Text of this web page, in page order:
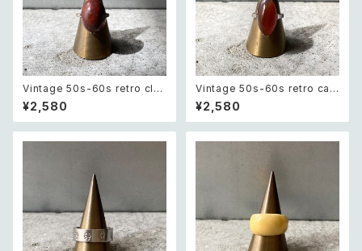
Vintage 50s-60s retro clas
sical stone ring レトロ ヴィン
テージ アクセサリー クラシカル
ストーン リング
¥2,580
Vintage 50s-60s retro car
nelian ring レトロ ヴィンテー
ジ アクセサリー 天然石 カーネ
リアン リング
¥2,580